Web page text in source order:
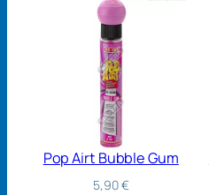
Pop Airt Bubble Gum
5,90€